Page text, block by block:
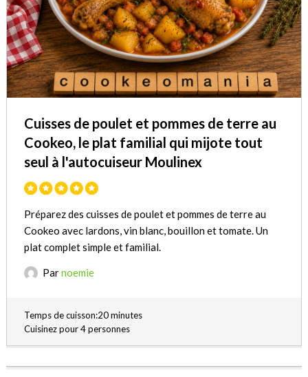
Cuisses de poulet et pommes de terre au
Cookeo, le plat familial qui mijote tout
seul à l'autocuiseur Moulinex
Préparez des cuisses de poulet et pommes de terre au
Cookeo avec lardons, vin blanc, bouillon et tomate. Un
plat complet simple et familial.
Parnoemie
Temps de cuisson:20 minutes
Cuisinez pour 4 personnes